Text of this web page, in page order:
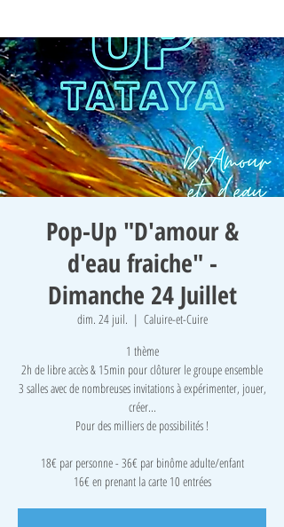
Pop-Up "D'amour &
d'eau fraiche" -
Dimanche 24 Juillet
dim. 24 juil.
  |
Caluire-et-Cuire
1 thème
2h de libre accès & 15min pour clôturer le groupe ensemble
3 salles avec de nombreuses invitations à expérimenter, jouer,
créer...
Pour des milliers de possibilités !
18€ par personne - 36€ par binôme adulte/enfant
16€ en prenant la carte 10 entrées